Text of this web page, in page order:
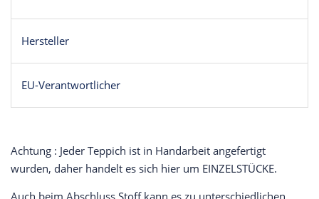
Hersteller
EU-Verantwortlicher
Achtung : Jeder Teppich ist in Handarbeit angefertigt
wurden, daher handelt es sich hier um EINZELSTÜCKE.